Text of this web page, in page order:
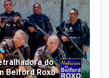
do
Belford Roxo